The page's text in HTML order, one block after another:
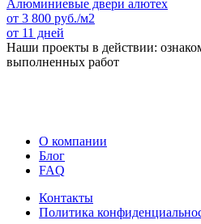
Алюминиевые двери алютех
от 3 800 руб./м2
от 11 дней
Наши проекты в действии:
выполненных работ
О компании
Блог
FAQ
Контакты
Политика